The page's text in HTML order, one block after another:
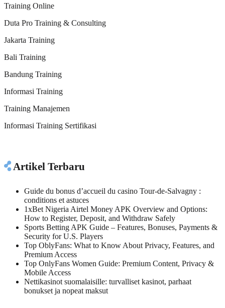
Training Online
Duta Pro Training & Consulting
Jakarta Training
Bali Training
Bandung Training
Informasi Training
Training Manajemen
Informasi Training Sertifikasi
Artikel Terbaru
Guide du bonus d’accueil du casino Tour-de-Salvagny :
conditions et astuces
1xBet Nigeria Airtel Money APK Overview and Options:
How to Register, Deposit, and Withdraw Safely
Sports Betting APK Guide – Features, Bonuses, Payments &
Security for U.S. Players
Top OblyFans: What to Know About Privacy, Features, and
Premium Access
Top OnlyFans Women Guide: Premium Content, Privacy &
Mobile Access
Nettikasinot suomalaisille: turvalliset kasinot, parhaat
bonukset ja nopeat maksut